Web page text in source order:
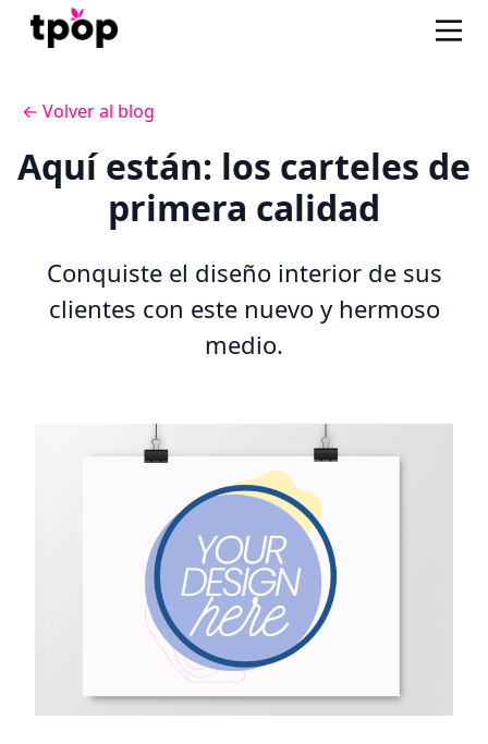
← Volver al blog
Aquí están: los carteles de
primera calidad
Conquiste el diseño interior de sus
clientes con este nuevo y hermoso
medio.